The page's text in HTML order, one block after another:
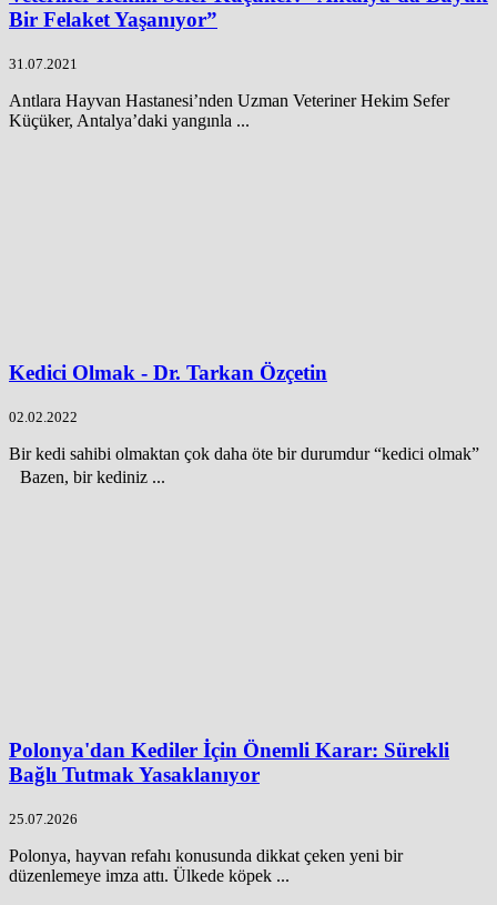
Bir Felaket Yaşanıyor”
31.07.2021
Antlara Hayvan Hastanesi’nden Uzman Veteriner Hekim Sefer
Küçüker, Antalya’daki yangınla ...
Kedici Olmak - Dr. Tarkan Özçetin
02.02.2022
Bir kedi sahibi olmaktan çok daha öte bir durumdur “kedici olmak”
Bazen, bir kediniz ...
Polonya'dan Kediler İçin Önemli Karar: Sürekli
Bağlı Tutmak Yasaklanıyor
25.07.2026
Polonya, hayvan refahı konusunda dikkat çeken yeni bir
düzenlemeye imza attı. Ülkede köpek ...